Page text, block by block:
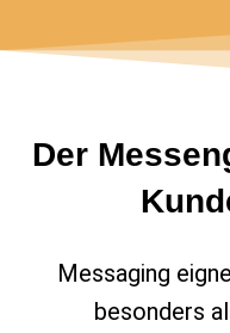
Der
Messaging
besonders